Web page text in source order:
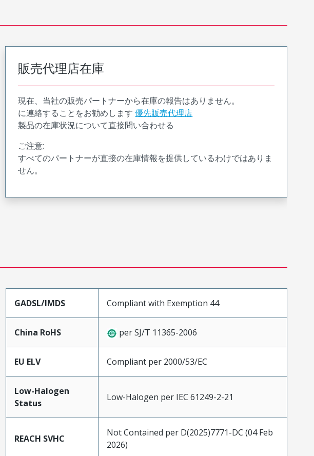
販売代理店在庫
現在、当社の販売パートナーから在庫の報告はありません。
に連絡することをお勧めします 優先販売代理店
製品の在庫状況について直接問い合わせる
ご注意:
すべてのパートナーが直接の在庫情報を提供しているわけではありま
せん。
GADSL/IMDS Compliant with Exemption 44
China RoHS per SJ/T 11365-2006
EU ELV Compliant per 2000/53/EC
Low-Halogen
Status
Low-Halogen per IEC 61249-2-21
REACH SVHC
Not Contained per D(2025)7771-DC (04 Feb
2026)